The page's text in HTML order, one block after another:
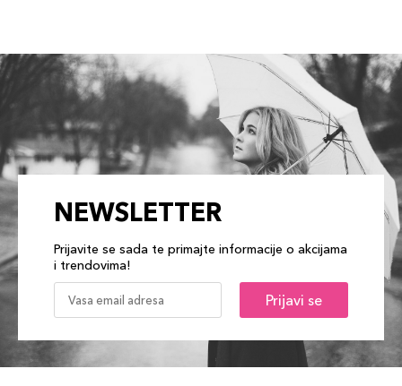
NEWSLETTER
Prijavite se sada te primajte informacije o akcijama
i trendovima!
Prijavi se